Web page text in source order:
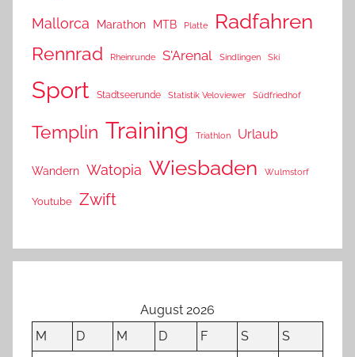
Mallorca Marathon MTB Platte Radfahren
Rennrad Rheinrunde S'Arenal Sindlingen Ski
Sport Stadtseerunde Statistik Veloviewer Südfriedhof
Templin Training Triathlon Urlaub
Wandern Watopia Wiesbaden Wulmstorf
Youtube Zwift
August 2026
M
D M D F S
S